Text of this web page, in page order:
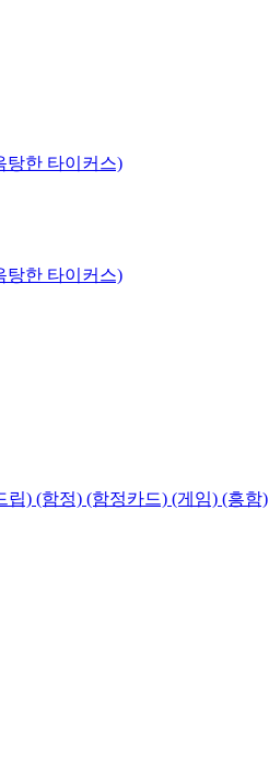
탕한 타이커스)
탕한 타이커스)
) (함정) (함정카드) (게임) (흥함)